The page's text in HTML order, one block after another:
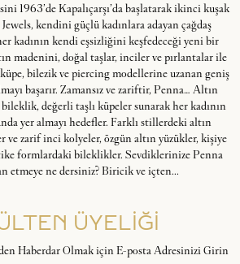
1963’de Kapalıçarşı’da başlatarak ikinci kuşak
kendini güçlü kadınlara adayan çağdaş
kadının kendi eşsizliğini keşfedeceği yeni bir
madenini, doğal taşlar, inciler ve pırlantalar ile
bilezik ve piercing modellerine uzanan geniş
başarır. Zamansız ve zariftir, Penna… Altın
değerli taşlı küpeler sunarak her kadının
yer almayı hedefler. Farklı stillerdeki altın
ve zarif inci kolyeler, özgün altın yüzükler, kişiye
formlardaki bileklikler. Sevdiklerinize Penna
etmeye ne dersiniz? Biricik ve içten...
ÜYELİĞİ
Haberdar Olmak için E-posta Adresinizi Girin